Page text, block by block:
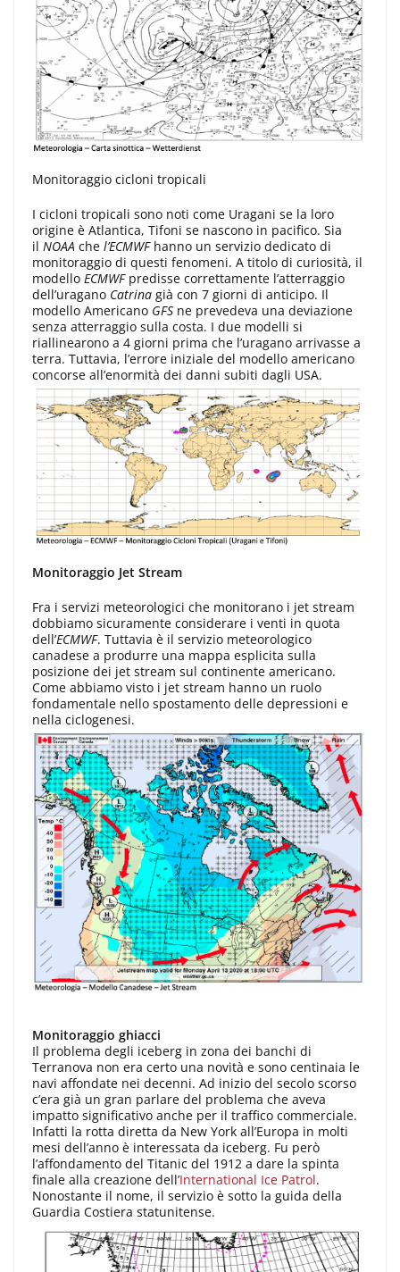
Monitoraggio cicloni tropicali
I cicloni tropicali sono noti come Uragani se la loro
origine è Atlantica, Tifoni se nascono in pacifico. Sia
il NOAA che l’ECMWFhanno un servizio dedicato di
monitoraggio di questi fenomeni. A titolo di curiosità, il
modello ECMWFpredisse correttamente l’atterraggio
dell’uragano Catrina già con 7 giorni di anticipo. Il
modello Americano GFS ne prevedeva una deviazione
senza atterraggio sulla costa. I due modelli si
riallinearono a 4 giorni prima che l’uragano arrivasse a
terra. Tuttavia, l’errore iniziale del modello americano
concorse all’enormità dei danni subiti dagli USA.
Monitoraggio Jet Stream
Fra i servizi meteorologici che monitorano i jet stream
dobbiamo sicuramente considerare i venti in quota
dell’ECMWF. Tuttavia è il servizio meteorologico
canadese a produrre una mappa esplicita sulla
posizione dei jet stream sul continente americano.
Come abbiamo visto i jet stream hanno un ruolo
fondamentale nello spostamento delle depressioni e
nella ciclogenesi.
Monitoraggio ghiacci
Il problema degli iceberg in zona dei banchi di
Terranova non era certo una novità e sono centinaia le
navi affondate nei decenni. Ad inizio del secolo scorso
c’era già un gran parlare del problema che aveva
impatto significativo anche per il traffico commerciale.
Infatti la rotta diretta da New York all’Europa in molti
mesi dell’anno è interessata da iceberg. Fu però
l’affondamento del Titanic del 1912 a dare la spinta
finale alla creazione dell’International Ice Patrol.
Nonostante il nome, il servizio è sotto la guida della
Guardia Costiera statunitense.